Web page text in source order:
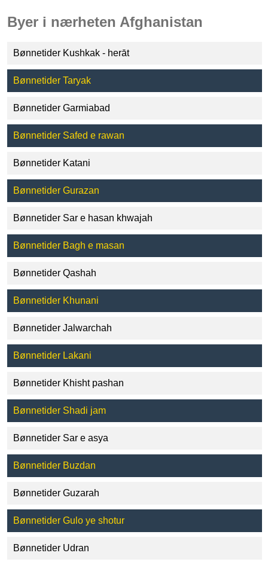
Byer i nærheten Afghanistan
Bønnetider Kushkak - herāt
Bønnetider Taryak
Bønnetider Garmiabad
Bønnetider Safed e rawan
Bønnetider Katani
Bønnetider Gurazan
Bønnetider Sar e hasan khwajah
Bønnetider Bagh e masan
Bønnetider Qashah
Bønnetider Khunani
Bønnetider Jalwarchah
Bønnetider Lakani
Bønnetider Khisht pashan
Bønnetider Shadi jam
Bønnetider Sar e asya
Bønnetider Buzdan
Bønnetider Guzarah
Bønnetider Gulo ye shotur
Bønnetider Udran